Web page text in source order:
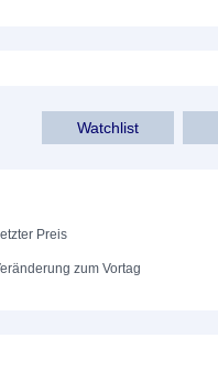
Watchlist
Preis
zum Vortag